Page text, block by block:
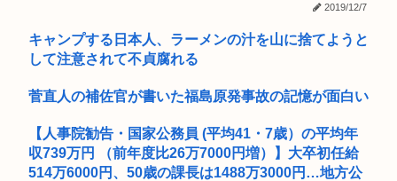
ちいかわ、先週比209%www
ワイ、埼玉県がバカにされる理由がガチで分からない
夫「嫁がメシマズで困ってるんだよ。毎日つれーわｗ」義両親
【大甲子園】被災地熊本県が涙 初出場の熊本代表有明高校、京
都立命...
2019/12/7
キャンプする日本人、ラーメンの汁を山に捨てようと
して注意されて不貞腐れる
菅直人の補佐官が書いた福島原発事故の記憶が面白い
【人事院勧告・国家公務員 (平均41・7歳）の平均年
収739万円 （前年度比26万7000円増）】大卒初任給
514万6000円、50歳の課長は1488万3000円…地方公